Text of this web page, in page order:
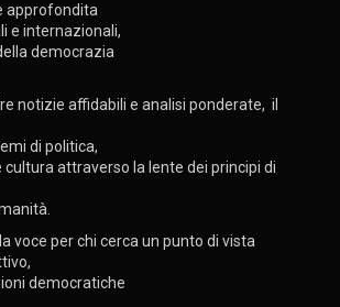
approfondita
e internazionali,
democrazia
notizie affidabili e analisi ponderate, il
di politica,
attraverso la lente dei principi di
la voce per chi cerca un punto di vista
democratiche